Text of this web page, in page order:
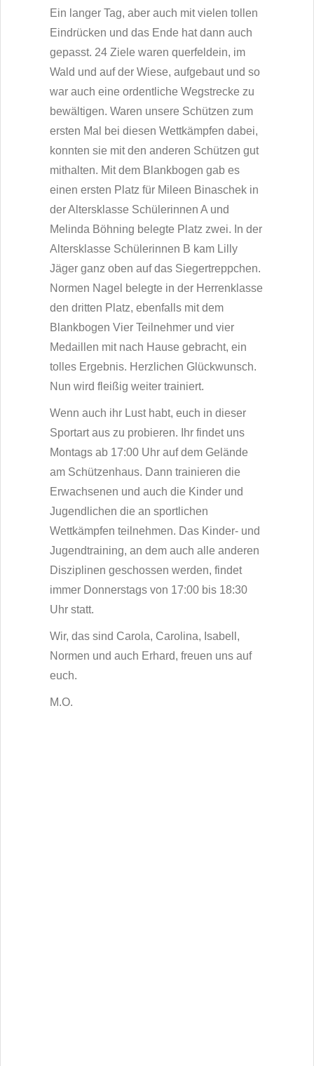
Ein langer Tag, aber auch mit vielen tollen
Eindrücken und das Ende hat dann auch
gepasst. 24 Ziele waren querfeldein, im
Wald und auf der Wiese, aufgebaut und so
war auch eine ordentliche Wegstrecke zu
bewältigen. Waren unsere Schützen zum
ersten Mal bei diesen Wettkämpfen dabei,
konnten sie mit den anderen Schützen gut
mithalten. Mit dem Blankbogen gab es
einen ersten Platz für Mileen Binaschek in
der Altersklasse Schülerinnen A und
Melinda Böhning belegte Platz zwei. In der
Altersklasse Schülerinnen B kam Lilly
Jäger ganz oben auf das Siegertreppchen.
Normen Nagel belegte in der Herrenklasse
den dritten Platz, ebenfalls mit dem
Blankbogen Vier Teilnehmer und vier
Medaillen mit nach Hause gebracht, ein
tolles Ergebnis. Herzlichen Glückwunsch.
Nun wird fleißig weiter trainiert.
Wenn auch ihr Lust habt, euch in dieser
Sportart aus zu probieren. Ihr findet uns
Montags ab 17:00 Uhr auf dem Gelände
am Schützenhaus. Dann trainieren die
Erwachsenen und auch die Kinder und
Jugendlichen die an sportlichen
Wettkämpfen teilnehmen. Das Kinder- und
Jugendtraining, an dem auch alle anderen
Disziplinen geschossen werden, findet
immer Donnerstags von 17:00 bis 18:30
Uhr statt.
Wir, das sind Carola, Carolina, Isabell,
Normen und auch Erhard, freuen uns auf
euch.
M.O.